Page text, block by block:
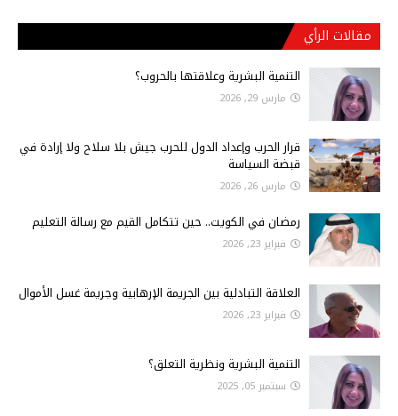
مقالات الرأي
التنمية البشرية وعلاقتها بالحروب؟
مارس 29, 2026
قرار الحرب وإعداد الدول للحرب جيش بلا سلاح ولا إرادة في
قبضة السياسة
مارس 26, 2026
رمضان في الكويت.. حين تتكامل القيم مع رسالة التعليم
فبراير 23, 2026
العلاقة التبادلية بين الجريمة الإرهابية وجريمة غسل الأموال
فبراير 23, 2026
التنمية البشرية ونظرية التعلق؟
سبتمبر 05, 2025